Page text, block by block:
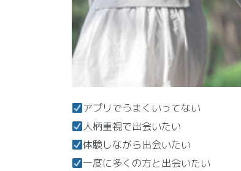
アプリでうまくいってない
人柄重視で出会いたい
体験しながら出会いたい
一度に多くの方と出会いたい